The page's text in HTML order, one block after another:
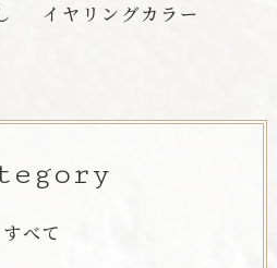
イヤリングカラー
すべて